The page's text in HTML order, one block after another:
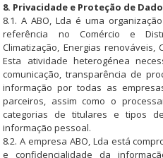
8. Privacidade e Proteção de
8.1. A ABO, Lda é uma
referência no Comércio e
Climatização, Energias renováveis,
Esta atividade heterogénea
comunicação, transparência de
informação por todas as
parceiros, assim como o
categorias de titulares e tipos
informação pessoal.
8.2. A empresa ABO, Lda está
e confidencialidade da